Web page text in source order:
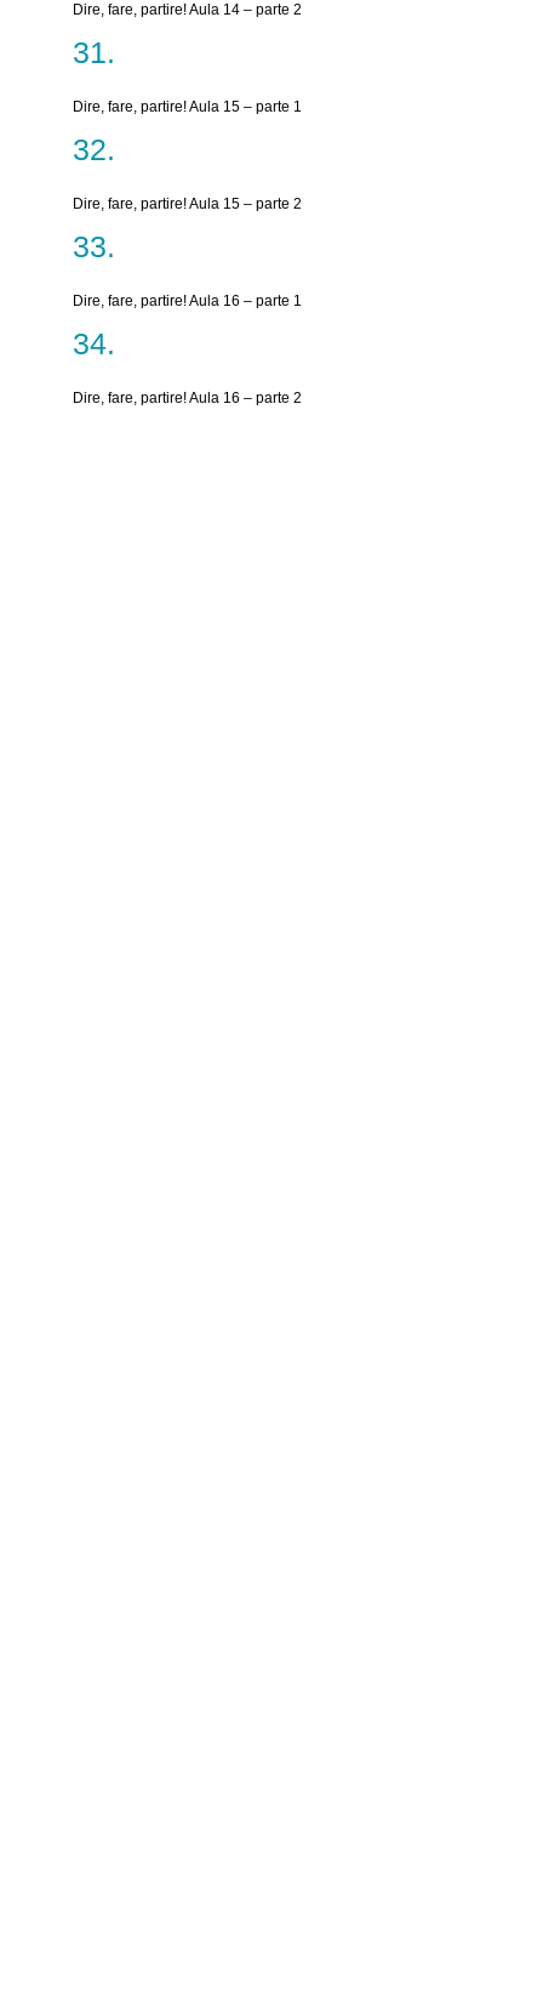
Dire, fare, partire! Aula 14 – parte 2
Dire, fare, partire! Aula 15 – parte 1
Dire, fare, partire! Aula 15 – parte 2
Dire, fare, partire! Aula 16 – parte 1
Dire, fare, partire! Aula 16 – parte 2